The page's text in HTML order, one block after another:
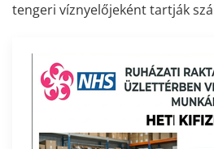
tengeri víznyelőjeként tartják